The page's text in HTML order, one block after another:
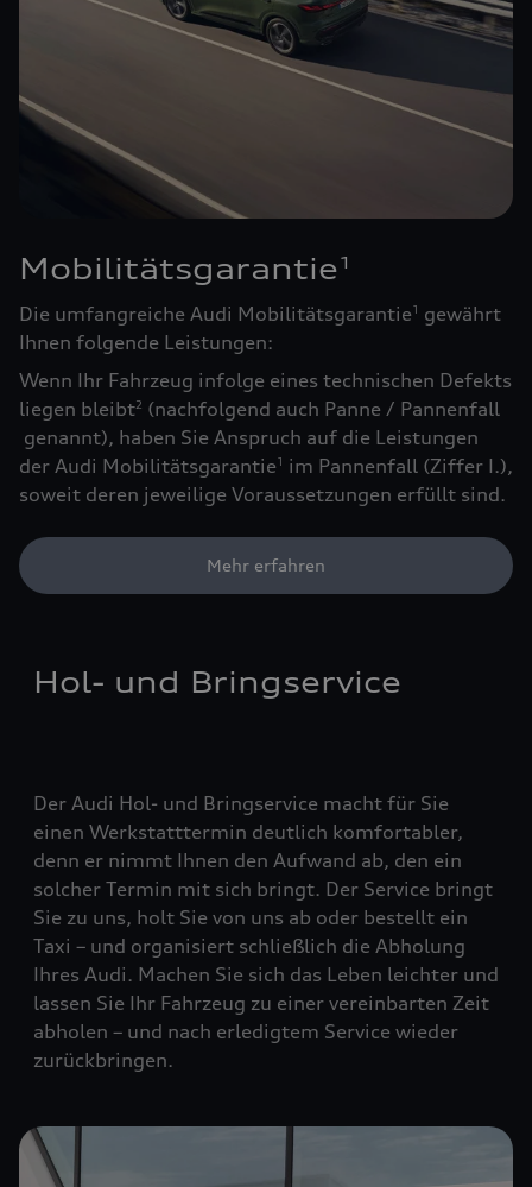
Mobilitätsgarantie1
Die umfangreiche Audi Mobilitätsgarantie1
gewährt
Ihnen folgende Leistungen:
Wenn Ihr Fahrzeug infolge eines technischen Defekts
liegen bleibt2 (nachfolgend auch Panne / Pannenfall
genannt), haben Sie Anspruch auf die Leistungen
der Audi Mobilitätsgarantie1
im Pannenfall (Ziffer I.),
soweit deren jeweilige Voraussetzungen erfüllt sind.
Mehr erfahren
Hol- und Bringservice
Der Audi Hol- und Bringservice macht für Sie
einen Werkstatttermin deutlich komfortabler,
denn er nimmt Ihnen den Aufwand ab, den ein
solcher Termin mit sich bringt. Der Service bringt
Sie zu uns, holt Sie von uns ab oder bestellt ein
Taxi – und organisiert schließlich die Abholung
Ihres Audi. Machen Sie sich das Leben leichter und
lassen Sie Ihr Fahrzeug zu einer vereinbarten Zeit
abholen – und nach erledigtem Service wieder
zurückbringen.